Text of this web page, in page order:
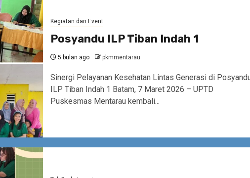
Kegiatan dan Event
Posyandu ILP Tiban Indah 1
5 bulan ago pkmmentarau
Sinergi Pelayanan Kesehatan Lintas Generasi di
ILP Tiban Indah 1 Batam, 7 Maret 2026 – UPTD
Puskesmas Mentarau kembali...